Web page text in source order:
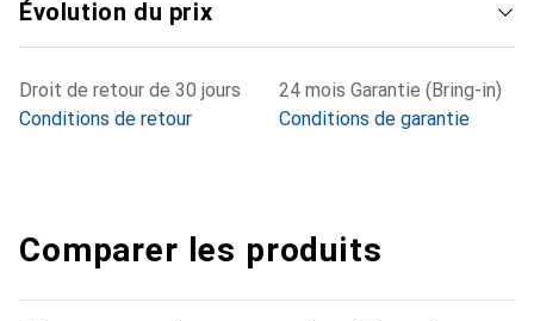
Évolution du prix
Droit de retour de 30 jours
Conditions de retour
24 mois Garantie (Bring-in)
Conditions de garantie
Comparer les produits